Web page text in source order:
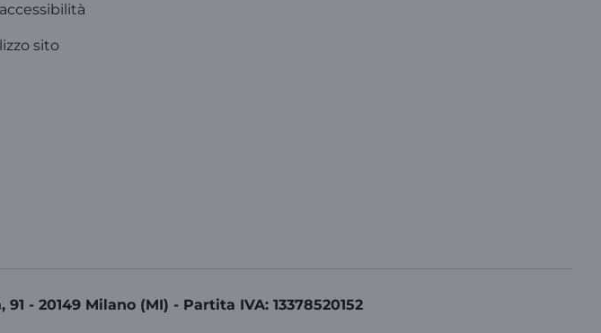
sito
- 20149 Milano (MI) - Partita IVA: 13378520152